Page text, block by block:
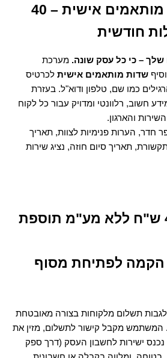
חודשית
– כי כל עסק שונה.
מערכת
שדות מותאמים אישית
לכרטיס
הלקוח, מעבר לפרטים הרגילים כמו שם, טלפון ודוא"ל. בעזרת
והארגון.
לדוגמא: מספר רכב, מספר חדר, הערות פנימיות לצוות, תאריך
תחילת עבודה, העדפות תקשורת, תאריך סיום חוזה, נציג שירות
באמצעות המערכת ניתן לגבות תשלום מלקוחות בצורה מאובטחת
באמצעות כרטיס אשראי. המשתמש מקבל קישור לתשלום, מזין את
פרטי הכרטיס, והתשלום נכנס ישירות לחשבון העסק (דרך ספק